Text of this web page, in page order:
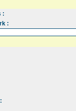
:
: